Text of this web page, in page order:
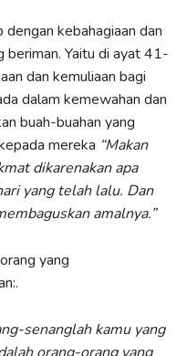
kebahagiaan dan
beriman. Yaitu di ayat 41-
dan kemuliaan bagi
dalam kemewahan dan
buah-buahan yang
mereka “Makan
dikarenakan apa
yang telah lalu. Dan
amalnya.”
yang
senanglah kamu yang
orang-orang yang